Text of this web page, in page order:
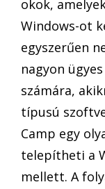
okok,
Windows-ot
egyszerűen
nagyon
számára,
típusú
Camp egy
telepítheti a
mellett. A